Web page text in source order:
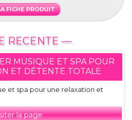
FICHE PRODUIT
RECENTE —
MUSIQUE ET SPA POUR
ET DÉTENTE TOTALE
et spa pour une relaxation et
la page